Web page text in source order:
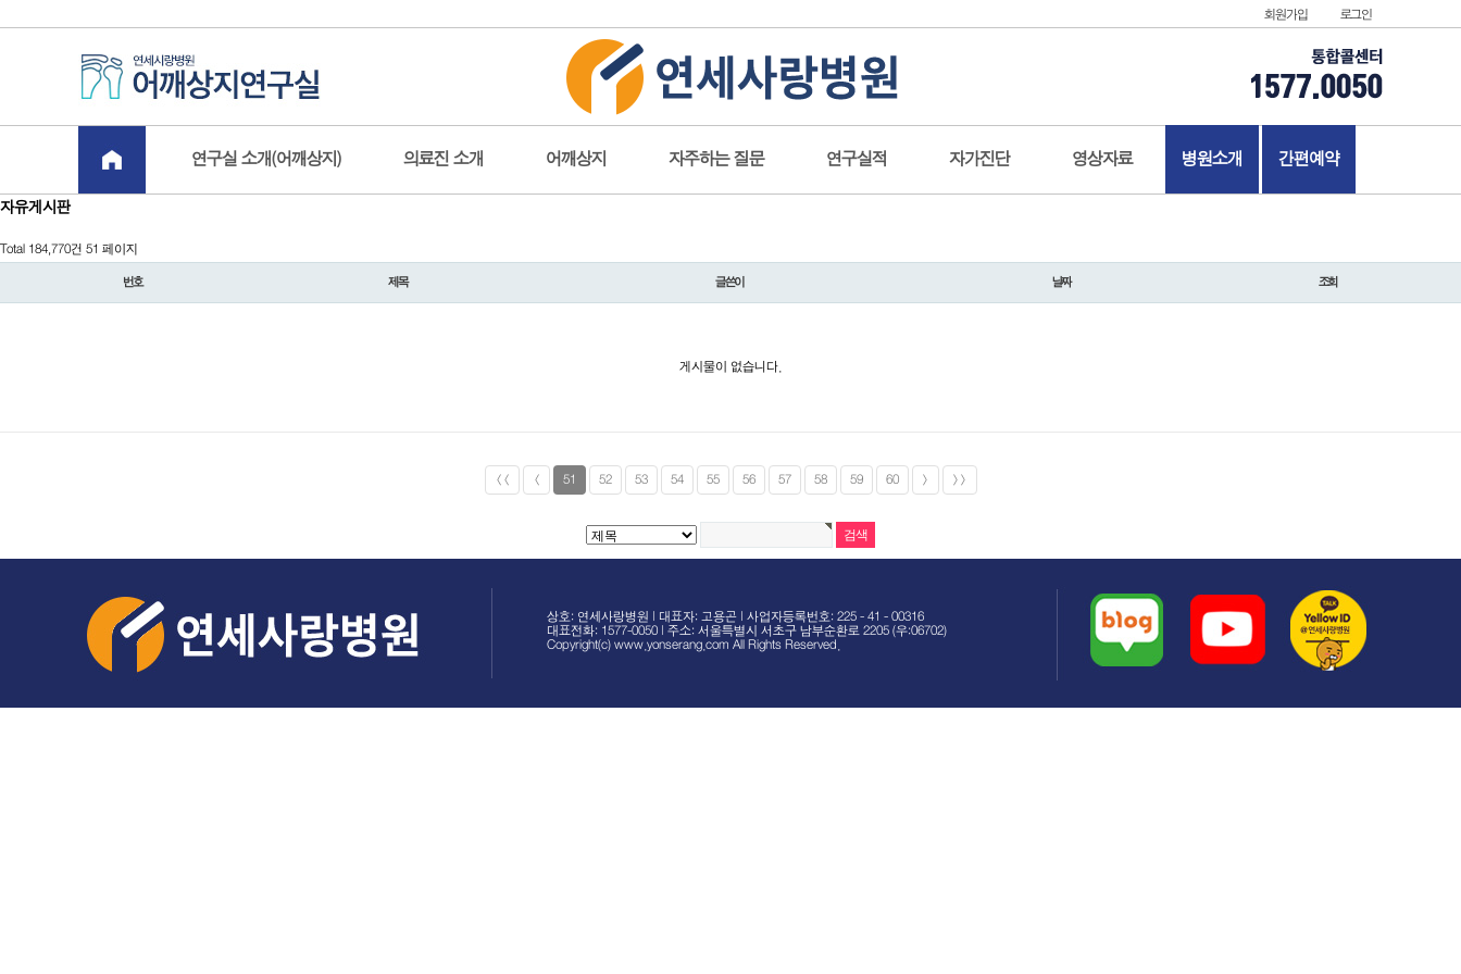
회원가입 로그인
연구실 소개(어깨상지) 의료진 소개 어깨상지 자주하는 질문 연구실적 자가진단 영상자료 병원소개 간편예약
자유게시판
Total 184,770건 51 페이지
번호 제목 글쓴이 날짜 조회
게시물이 없습니다.
<< < 51 52 53 54 55 56 57 58 59 60 > >>
상호: 연세사랑병원 | 대표자: 고용곤 | 사업자등록번호: 225 - 41 - 00316
대표전화: 1577-0050 | 주소: 서울특별시 서초구 남부순환로 2205 (우:06702)
Copyright(c) www.yonserang.com All Rights Reserved.